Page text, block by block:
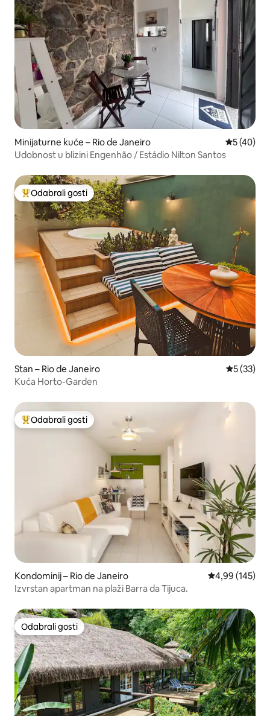
Minijaturne kuće – Rio de Janeiro Prosječna
5 (40)
Udobnost u blizini Engenhão / Estádio Nilton Santos
Među najviše rangiranima s oznakom „Odabrali gosti”
Odabrali gosti
Stan – Rio de Janeiro Prosječna
5 (33)
Kuća Horto-Garden
Među najviše rangiranima s oznakom „Odabrali gosti”
Odabrali gosti
Kondominij – Rio de Janeiro Prosječna
4,99 (145)
Izvrstan apartman na plaži Barra da Tijuca.
Odabrali gosti
Odabrali gosti